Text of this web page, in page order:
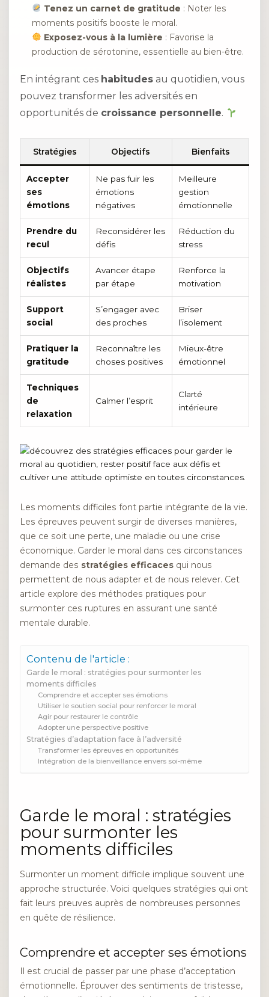
Tenez un carnet de gratitude : Noter les
moments positifs booste le moral.
Exposez-vous à la lumière : Favorise la
production de sérotonine, essentielle au bien-être.
En intégrant ces habitudes au quotidien, vous
pouvez transformer les adversités en
opportunités de croissance personnelle.
Stratégies Objectifs Bienfaits
Accepter
ses
émotions
Ne pas fuir les
émotions
négatives
Meilleure
gestion
émotionnelle
Prendre du
recul
Reconsidérer les
défis
Réduction du
stress
Objectifs
réalistes
Avancer étape
par étape
Renforce la
motivation
Support
social
S’engager avec
des proches
Briser
l’isolement
Pratiquer la
gratitude
Reconnaître les
choses positives
Mieux-être
émotionnel
Techniques
de
relaxation
Calmer l’esprit
Clarté
intérieure
Les moments difficiles font partie intégrante de la vie.
Les épreuves peuvent surgir de diverses manières,
que ce soit une perte, une maladie ou une crise
économique. Garder le moral dans ces circonstances
demande des stratégies efficaces qui nous
permettent de nous adapter et de nous relever. Cet
article explore des méthodes pratiques pour
surmonter ces ruptures en assurant une santé
mentale durable.
Contenu de l'article :
Garde le moral : stratégies pour surmonter les
moments difficiles
Comprendre et accepter ses émotions
Utiliser le soutien social pour renforcer le moral
Agir pour restaurer le contrôle
Adopter une perspective positive
Stratégies d’adaptation face à l’adversité
Transformer les épreuves en opportunités
Intégration de la bienveillance envers soi-même
Garde le moral : stratégies
pour surmonter les
moments difficiles
Surmonter un moment difficile implique souvent une
approche structurée. Voici quelques stratégies qui ont
fait leurs preuves auprès de nombreuses personnes
en quête de résilience.
Comprendre et accepter ses émotions
Il est crucial de passer par une phase d’acceptation
émotionnelle. Éprouver des sentiments de tristesse,